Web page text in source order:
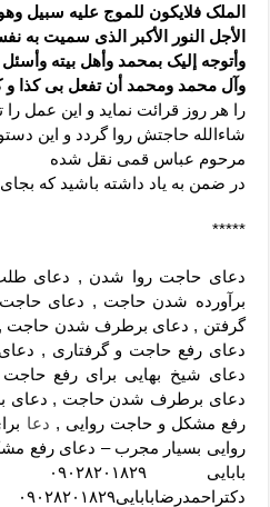
الملک فلایکون للموج علیه سبیل
الأجل النور الأکبر الذی سمیت
وأتوجه إلیک بمحمد وأهل بیته
وآل محمد ومحمد أن تفعل بی کذا و
را هر روز قرائت نماید و این عمل
شاءالله حاجتش روا گردد و این
مرحوم عباس قمی نقل شده
در ضمن به یاد داشته باشید که
*****
دعای حاجت روا شدن , دعای
برآورده شدن حاجت , دعای
گرفتن , دعای برطرف شدن حاجت ,
دعای رفع حاجت و گرفتاری ,
دعای شیخ بهایی برای رفع
دعای برطرف شدن حاجت , دعای
رفع مشکل و حاجت روایی , دعا
روایی بسیار مجرب – دعای رفع
دکتراحمدرضابابایی۰۹۰۲۸۲۰۱۸۲۹